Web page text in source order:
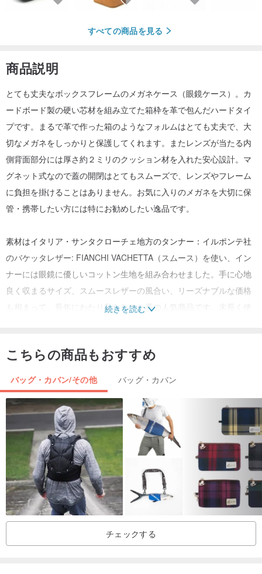
すべての商品を見る
商品説明
とても丈夫なボックスフレームのメガネケース（眼鏡ケース）。カ
ードボード製の硬い芯材を組み立てた箱枠を革で包んだハードタイ
プです。まるで革で作った箱のようなフォルムはとても丈夫で、大
切なメガネをしっかりと保護してくれます。またレンズが当たる内
側背面部分には厚さ約２ミリのクッション材を入れた安心設計。マ
グネット式なので蓋の開閉はとてもスムーズで、レンズやフレーム
に負担を掛けることはありません。お気に入りのメガネを大切に保
管・携帯したい方には特にお勧めしたい逸品です。
素材はイタリア・サンタクローチェ地方のタンナー：イルポンテ社
のバケッタレザー: FIANCHI VACHETTA（スムース）を使い、イン
ナーには眼鏡に優しいコットン生地を組み合わせました。手に心地
良く収まるサイズ、スムースレザーの風合い、リーズナブルな価格
も相まって、長年にわたり私たちの一番の人気商品です。末長く使
寸）
外 側：イタリア製牛革スムースレザー
内 側：コットン
色・柄：ダークブラウン
個 装：上下貼り箱
続きを読む
こちらの商品もおすすめ
バッグ・カバン/その他 バッグ・カバン
チェックする